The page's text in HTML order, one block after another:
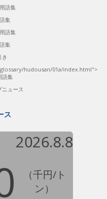
語集
集
語集
集
き
hudousan/01a/index.html">
語集
ニュース
ス
2026.8.8
（千円/ト
ン）